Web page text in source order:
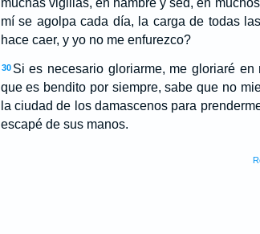
muchas vigilias, en hambre y sed, en
mí se agolpa cada día, la carga de todas
hace caer, y yo no me enfurezco?
30 Si es necesario gloriarme, me gloriaré en
que es bendito por siempre, sabe que no
la ciudad de los damascenos para
escapé de sus manos.